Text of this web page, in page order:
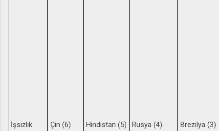
İşsizlik Çin (6) Hindistan (5) Rusya (4) Brezilya (3)